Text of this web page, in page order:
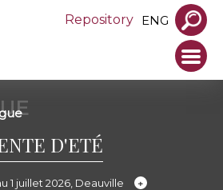
Repository ENG
D'ETÉ
1 juillet 2026, Deauville